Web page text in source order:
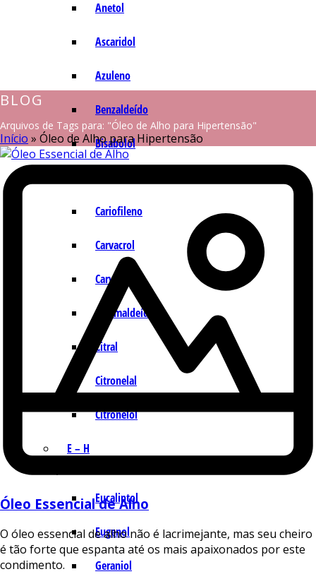
Anetol
Ascaridol
Azuleno
Benzaldeído
Bisabolol
Cariofileno
Carvacrol
Carvona
Cinamaldeído
Citral
Citronelal
Citronelol
E – H
Eucaliptol
Eugenol
Geraniol
BLOG
Arquivos de Tags para: "Óleo de Alho para Hipertensão"
Início » Óleo de Alho para Hipertensão
Óleo Essencial de Alho
O óleo essencial de alho não é lacrimejante, mas seu cheiro
é tão forte que espanta até os mais apaixonados por este
condimento.